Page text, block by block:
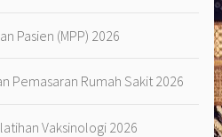
Pasien (MPP) 2026
Pemasaran Rumah Sakit 2026
Vaksinologi 2026